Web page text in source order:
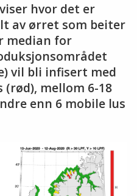
hvor det er
av ørret som beiter
median for
vil bli infisert med
(rød), mellom 6-18
enn 6 mobile lus